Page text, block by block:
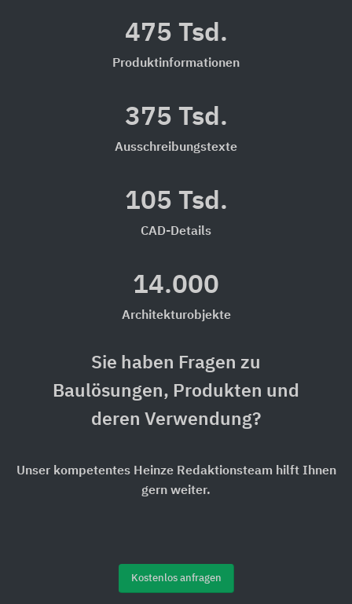
475 Tsd.
Produktinformationen
375 Tsd.
Ausschreibungstexte
105 Tsd.
CAD-Details
14.000
Architekturobjekte
Sie haben Fragen zu
Baulösungen, Produkten und
deren Verwendung?
Unser kompetentes Heinze Redaktionsteam hilft Ihnen
gern weiter.
Kostenlos anfragen